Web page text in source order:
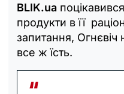
BLIK.ua
продукти в її
запитання, Огнєвіч
все ж їсть.